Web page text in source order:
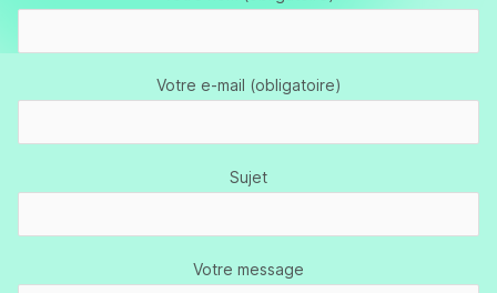
Votre e-mail (obligatoire)
Sujet
Votre message